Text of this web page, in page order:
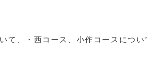
て、・西コース、小作コースについ